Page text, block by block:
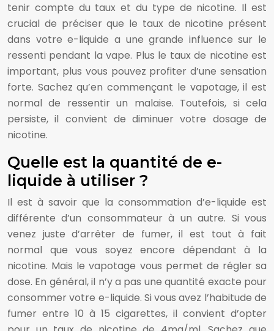
tenir compte du taux et du type de nicotine. Il est
crucial de préciser que le taux de nicotine présent
dans votre e-liquide a une grande influence sur le
ressenti pendant la vape. Plus le taux de nicotine est
important, plus vous pouvez profiter d’une sensation
forte. Sachez qu’en commençant le vapotage, il est
normal de ressentir un malaise. Toutefois, si cela
persiste, il convient de diminuer votre dosage de
nicotine.
Quelle est la quantité de e-
liquide à utiliser ?
Il est à savoir que la consommation d’e-liquide est
différente d’un consommateur à un autre. Si vous
venez juste d’arrêter de fumer, il est tout à fait
normal que vous soyez encore dépendant à la
nicotine. Mais le vapotage vous permet de régler sa
dose. En général, il n’y a pas une quantité exacte pour
consommer votre e-liquide. Si vous avez l’habitude de
fumer entre 10 à 15 cigarettes, il convient d’opter